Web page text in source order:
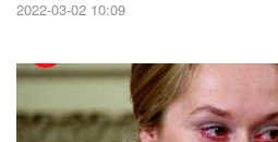
2022-03-02 10:09